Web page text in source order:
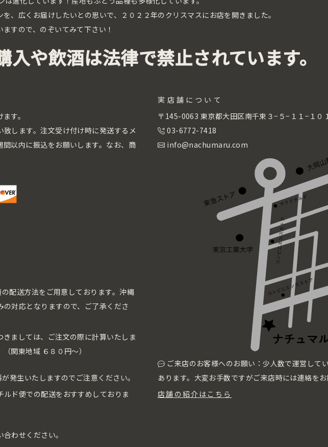
、広くお届けしたいとの思いで、２０２２年のクリスマスにお店を開きました。
すので、のぞいてみて下さい！
入や飲酒は法律で禁止されています。
す。
します。注文受け付け時に発送するメ
以内に振込をお願いします。なお、商
配送方法をご用意しております。沖縄
対応となりますので、ご了承くださ
ましては、ご注文の際に計算いたしま
関東地域 ６８０円〜）
発生いたしますのでご注意ください。
ド便での配送をおすすめしておりま
わせください。
実店舗について
〒145-0063 東京都大田区南千束３−５−１１−１０
03-6772-7418
info@nachumaru.com
ご来店のお客様へのお願い：少人数で運営して
あります。大変お手数ですがご来店時には連絡をお
店舗の紹介はこちら